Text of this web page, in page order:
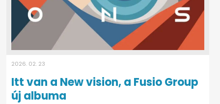
2026. 02. 23
Itt van a New vision, a Fusio Group
új albuma